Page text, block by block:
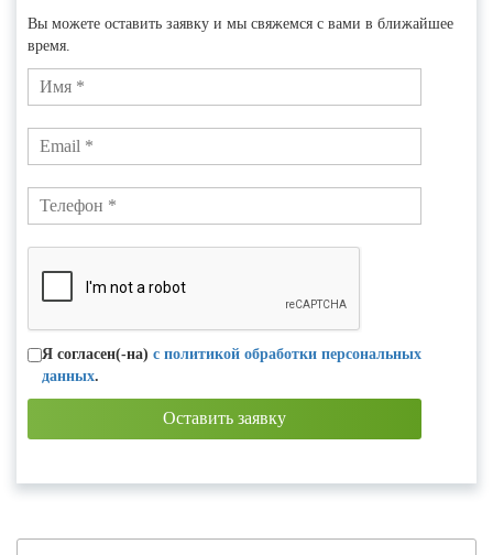
Вы можете оставить заявку и мы свяжемся с вами в ближайшее
время.
Я согласен(-на) с политикой обработки персональных
данных.